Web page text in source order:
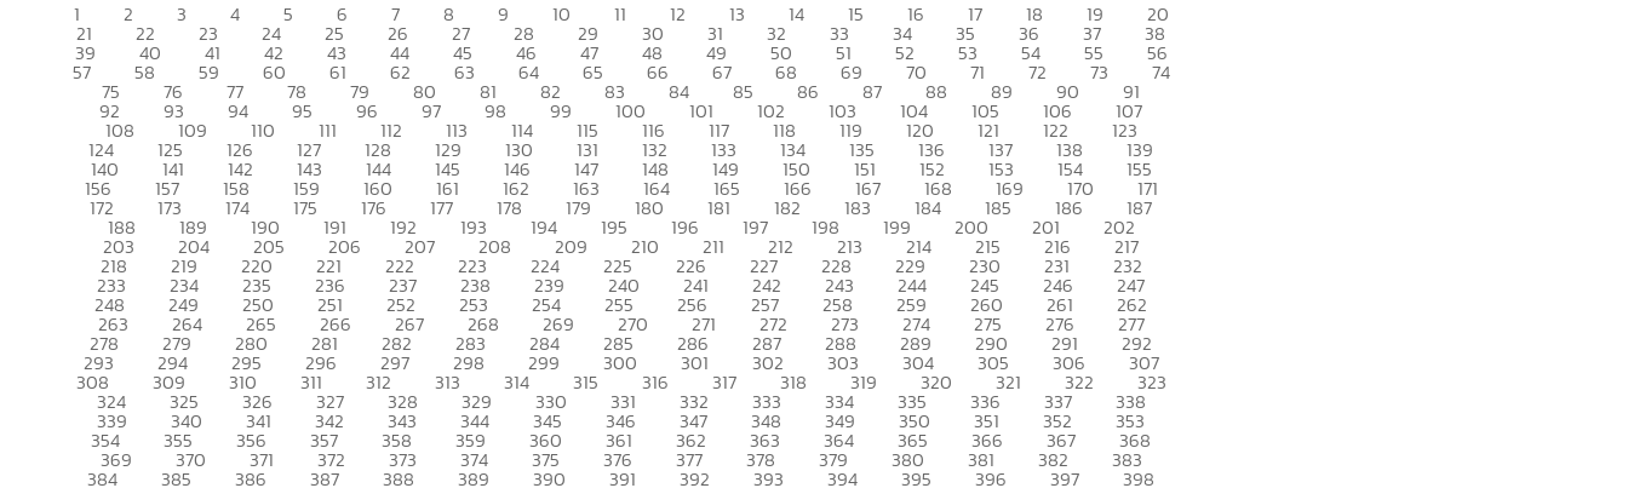
1 2 3 4 5 6 7 8 9 10 11 12 13 14 15 16 17 18 19 20
21 22 23 24 25 26 27 28 29 30 31 32 33 34 35 36 37 38
39 40 41 42 43 44 45 46 47 48 49 50 51 52 53 54 55 56
57 58 59 60 61 62 63 64 65 66 67 68 69 70 71 72 73 74
75 76 77 78 79 80 81 82 83 84 85 86 87 88 89 90 91
92 93 94 95 96 97 98 99 100 101 102 103 104 105 106 107
108 109 110 111 112 113 114 115 116 117 118 119 120 121 122 123
124 125 126 127 128 129 130 131 132 133 134 135 136 137 138 139
140 141 142 143 144 145 146 147 148 149 150 151 152 153 154 155
156 157 158 159 160 161 162 163 164 165 166 167 168 169 170 171
172 173 174 175 176 177 178 179 180 181 182 183 184 185 186 187
188 189 190 191 192 193 194 195 196 197 198 199 200 201 202
203 204 205 206 207 208 209 210 211 212 213 214 215 216 217
218 219 220 221 222 223 224 225 226 227 228 229 230 231 232
233 234 235 236 237 238 239 240 241 242 243 244 245 246 247
248 249 250 251 252 253 254 255 256 257 258 259 260 261 262
263 264 265 266 267 268 269 270 271 272 273 274 275 276 277
278 279 280 281 282 283 284 285 286 287 288 289 290 291 292
293 294 295 296 297 298 299 300 301 302 303 304 305 306 307
308 309 310 311 312 313 314 315 316 317 318 319 320 321 322 323
324 325 326 327 328 329 330 331 332 333 334 335 336 337 338
339 340 341 342 343 344 345 346 347 348 349 350 351 352 353
354 355 356 357 358 359 360 361 362 363 364 365 366 367 368
369 370 371 372 373 374 375 376 377 378 379 380 381 382 383
384 385 386 387 388 389 390 391 392 393 394 395 396 397 398